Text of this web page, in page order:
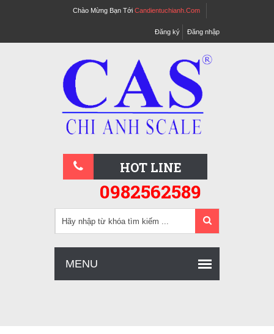
Chào Mừng Bạn Tới Candientuchianh.com
Đăng ký Đăng nhập
HOT LINE
0982562589
MENU